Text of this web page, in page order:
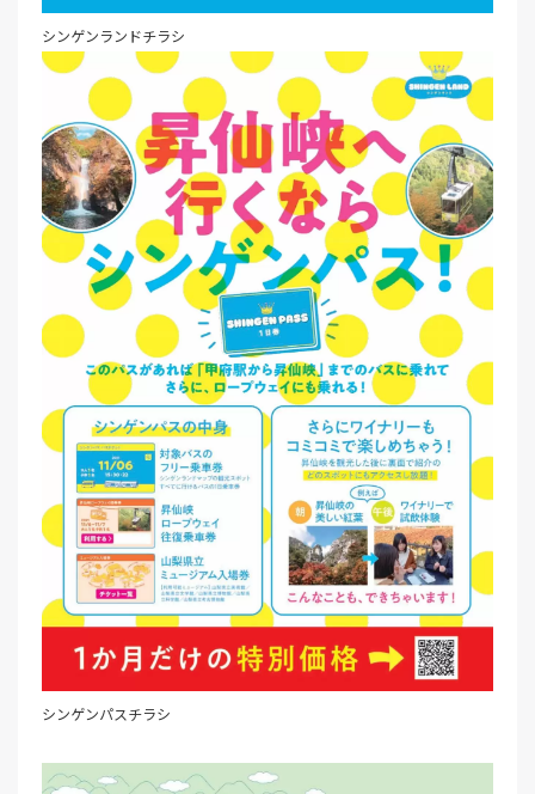
シンゲンランドチラシ
シンゲンパスチラシ